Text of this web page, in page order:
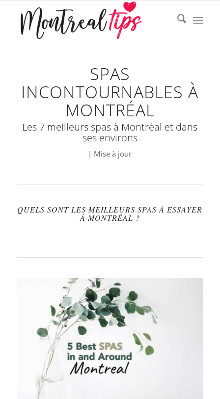
SPAS
INCONTOURNABLES À
MONTRÉAL
Les 7 meilleurs spas à Montréal et dans
ses environs
| Mise à jour
QUELS SONT LES MEILLEURS SPAS À ESSAYER
À MONTRÉAL ?
Photo de Jazmin Quaynor sur
Unsplash